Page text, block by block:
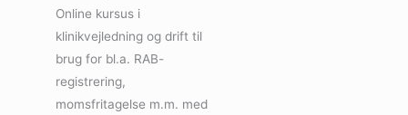
Online kursus i
klinikvejledning og drift til
brug for bl.a. RAB-
registrering,
momsfritagelse m.m. med